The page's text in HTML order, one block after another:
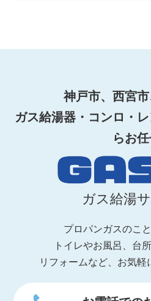
神戸市、西宮
ガス給湯器・コンロ・
らお
ガス給湯
プロパンガスのこ
トイレやお風呂、台
リフォームなど、お気軽